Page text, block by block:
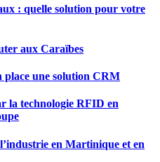
: quelle solution pour votre
aux Caraïbes
place une solution CRM
la technologie RFID en
en Martinique et en